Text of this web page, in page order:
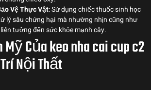
Vệ Thực Vật: Sử dụng chiếc thuốc sinh học
lý sâu chứng hại mà nhường nhịn cũng như
tưởng đến sức khỏe mạnh cây.
Mỹ Của keo nha cai cup c2
Nội Thất